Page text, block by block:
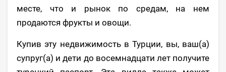
месте, что и рынок по средам, на нем
продаются фрукты и овощи.
Купив эту недвижимость в Турции, вы, ваш(а)
супруг(а) и дети до восемнадцати лет получите